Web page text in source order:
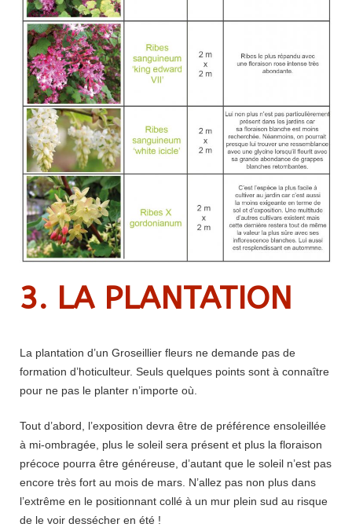
3. LA PLANTATION
La plantation d’un Groseillier fleurs ne demande pas de
formation d’hoticulteur. Seuls quelques points sont à connaître
pour ne pas le planter n’importe où.
Tout d’abord, l’exposition devra être de préférence ensoleillée
à mi-ombragée, plus le soleil sera présent et plus la floraison
précoce pourra être généreuse, d’autant que le soleil n’est pas
encore très fort au mois de mars. N’allez pas non plus dans
l’extrême en le positionnant collé à un mur plein sud au risque
de le voir dessécher en été !